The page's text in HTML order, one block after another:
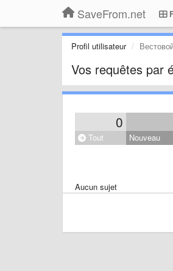
SaveFrom.net
Profil utilisateur
Vos requêtes par
0
Tout Nouveau
Aucun sujet